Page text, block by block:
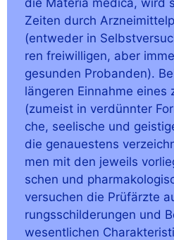
Zei­ten durch
(ent­we­der in
ren frei­wil­li­gen, aber
gesun­den Pro­ban­den).
län­ge­ren Ein­nah­me
(zumeist in ver­dünn­ter
che, see­li­sche und
die genau­es­tens
men mit den jeweils
schen und
ver­su­chen die Prüf­ärz­te
rungs­schil­de­run­gen und
wesent­li­chen